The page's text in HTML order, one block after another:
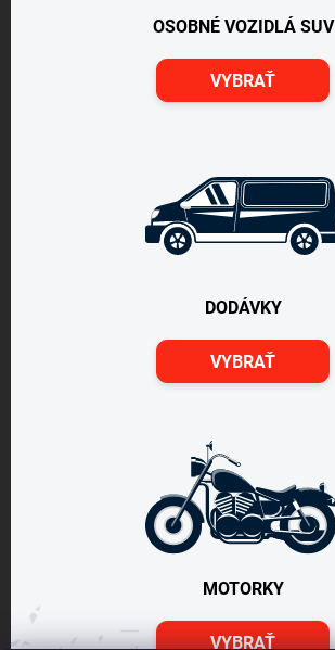
OSOBNÉ VOZIDLÁ SUV
VYBRAŤ
DODÁVKY
VYBRAŤ
MOTORKY
VYBRAŤ